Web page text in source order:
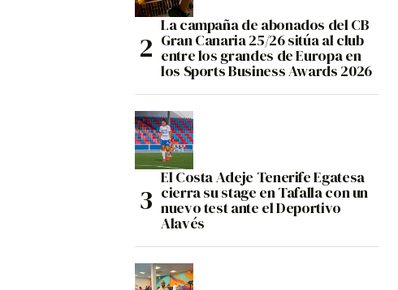
La campaña de abonados del CB
Gran Canaria 25/26 sitúa al club
entre los grandes de Europa en
los Sports Business Awards 2026
El Costa Adeje Tenerife Egatesa
cierra su stage en Tafalla con un
nuevo test ante el Deportivo
Alavés